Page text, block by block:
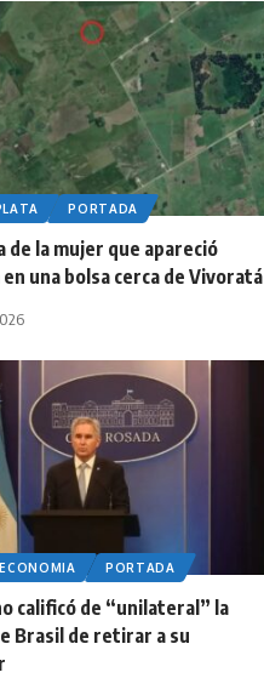
PORTADA
de la mujer que apareció
una bolsa cerca de Vivoratá
PORTADA
calificó de “unilateral” la
Brasil de retirar a su